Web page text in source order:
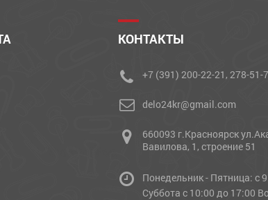
КОНТАКТЫ
+7 (391) 200-22-21, 278-51-
delo24kr@gmail.com
660093 г.Красноярск
Вавилова, 1, строение 51
Понедельник - Пятница: с
Cуббота с 10:00 до 17:00